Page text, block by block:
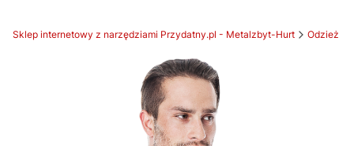
Sklep internetowy z narzędziami Przydatny.pl - Metalzbyt-Hurt Odzież